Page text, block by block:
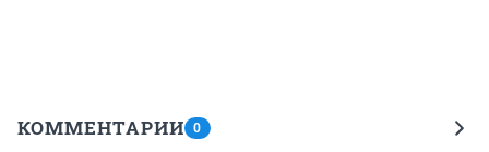
КОММЕНТАРИИ 0